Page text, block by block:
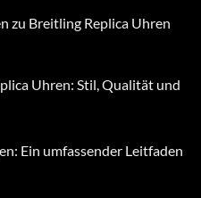
zu Breitling Replica Uhren
Uhren: Stil, Qualität und
Ein umfassender Leitfaden